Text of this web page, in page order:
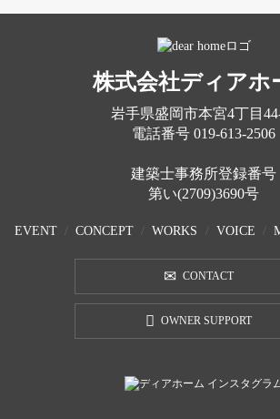
株式会社ディアホ
岩手県盛岡市本宮4丁目
電話番号 019-613-2506
建築士事務所登録番号
第い(2709)3690号
EVENT CONCEPT WORKS VOICE
CONTACT
OWNER SUPPORT